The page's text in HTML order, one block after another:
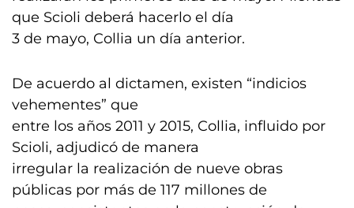
que Scioli deberá hacerlo el día
3 de mayo, Collia un día anterior.
De acuerdo al dictamen, existen “indicios
vehementes” que
entre los años 2011 y 2015, Collia, influido por
Scioli, adjudicó de manera
irregular la realización de nueve obras
públicas por más de 117 millones de